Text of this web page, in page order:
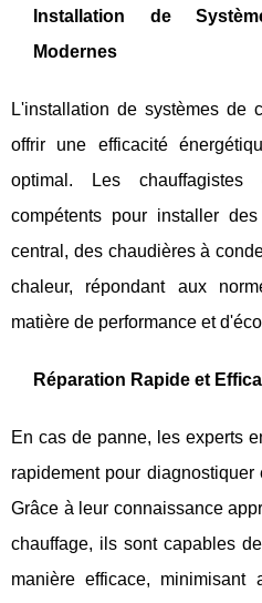
Installation de
Modernes
L'installation de systèmes de
offrir une efficacité
optimal. Les chauffagistes
compétents pour installer
central, des chaudières à
chaleur, répondant aux
matière de performance et
Réparation Rapide et
En cas de panne, les experts
rapidement pour
Grâce à leur connaissance
chauffage, ils sont capables
manière efficace,